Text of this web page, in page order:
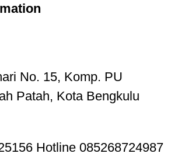
No. 15, Komp. PU
Patah, Kota Bengkulu
Hotline 085268724987